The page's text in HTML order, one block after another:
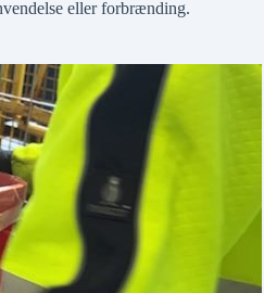
eller forbrænding.